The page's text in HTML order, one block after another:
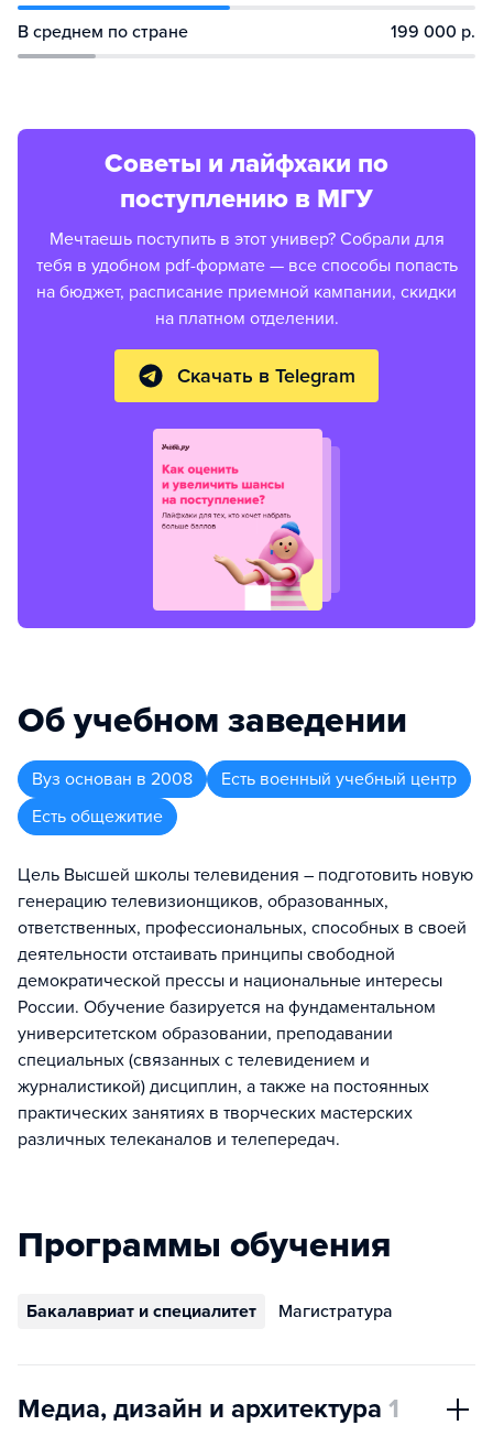
В среднем по стране 199 000 р.
Советы и лайфхаки по
поступлению в МГУ
Мечтаешь поступить в этот универ? Собрали для
тебя в удобном pdf-формате — все способы попасть
на бюджет, расписание приемной кампании, скидки
на платном отделении.
Скачать в Telegram
Об учебном заведении
Вуз основан в 2008
Есть военный учебный центр
Есть общежитие
Цель Высшей школы телевидения – подготовить новую
генерацию телевизионщиков, образованных,
ответственных, профессиональных, способных в своей
деятельности отстаивать принципы свободной
демократической прессы и национальные интересы
России. Обучение базируется на фундаментальном
университетском образовании, преподавании
специальных (связанных с телевидением и
журналистикой) дисциплин, а также на постоянных
практических занятиях в творческих мастерских
различных телеканалов и телепередач.
Программы обучения
Бакалавриат и специалитет Магистратура
Медиа, дизайн и архитектура 1